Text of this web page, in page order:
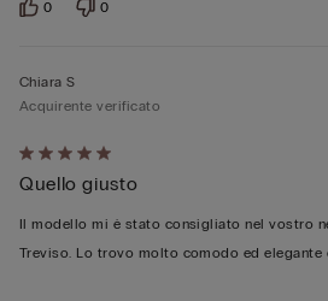
0 0
Valutato
5
su
5
Chiara S
Acquirente verificato
Quello giusto
Il modello mi è stato consigliato nel vostro
Treviso. Lo trovo molto comodo ed elegante